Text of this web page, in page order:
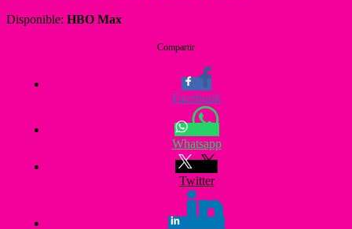
Disponible: HBO Max
Compartir
Facebook
Whatsapp
Twitter